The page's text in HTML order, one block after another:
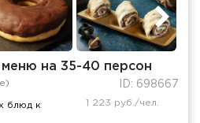
на 35-40 персон
ID: 698667
блюд к
1 223 руб./чел.